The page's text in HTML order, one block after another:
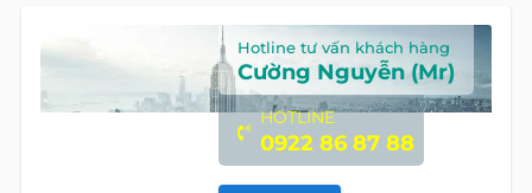
Hotline tư vấn khách hàng
Cường Nguyễn (Mr)
HOTLINE
0922 86 87 88